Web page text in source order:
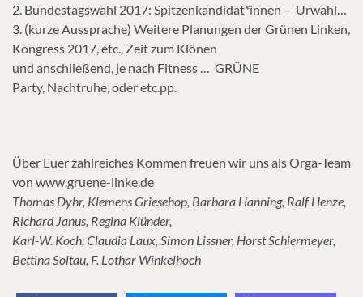
2. Bundestagswahl 2017: Spitzenkandidat*innen – Urwahl…
3. (kurze Aussprache) Weitere Planungen der Grünen Linken,
Kongress 2017, etc., Zeit zum Klönen
und anschließend, je nach Fitness … GRÜNE
Party, Nachtruhe, oder etc.pp.
Über Euer zahlreiches Kommen freuen wir uns als Orga-Team
von www.gruene-linke.de
Thomas Dyhr, Klemens Griesehop, Barbara Hanning, Ralf Henze,
Richard Janus, Regina Klünder,
Karl-W. Koch, Claudia Laux, Simon Lissner, Horst Schiermeyer,
Bettina Soltau, F. Lothar Winkelhoch